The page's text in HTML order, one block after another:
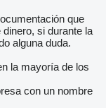
que
si durante la
alguna duda.
la mayoría de los
con un nombre